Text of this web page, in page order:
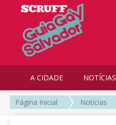
A CIDADE NOTÍCIAS
Página Inicial Notícias